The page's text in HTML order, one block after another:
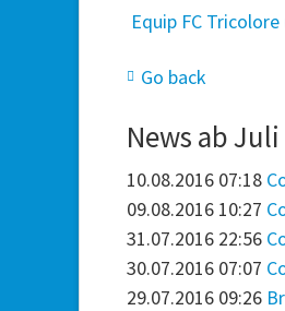
Equip FC Tricolore
Go back
News ab Juli
10.08.2016 07:18
09.08.2016 10:27
31.07.2016 22:56
30.07.2016 07:07
29.07.2016 09:26